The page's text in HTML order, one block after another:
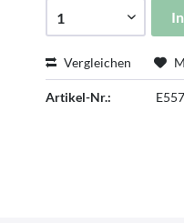
Vergleichen
Artikel-Nr.: